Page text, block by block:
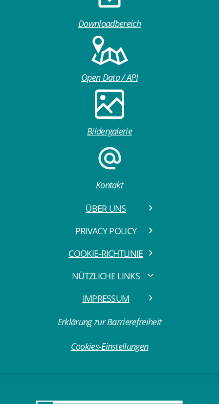
Downloadbereich
Open Data / API
Bildergalerie
Kontakt
ÜBER UNS
PRIVACY POLICY
COOKIE-RICHTLINIE
NÜTZLICHE LINKS
IMPRESSUM
Erklärung zur Barrierefreiheit
Cookies-Einstellungen